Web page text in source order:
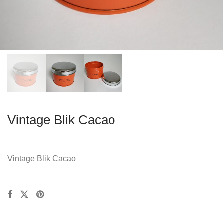
Vintage Blik Cacao
Vintage Blik Cacao